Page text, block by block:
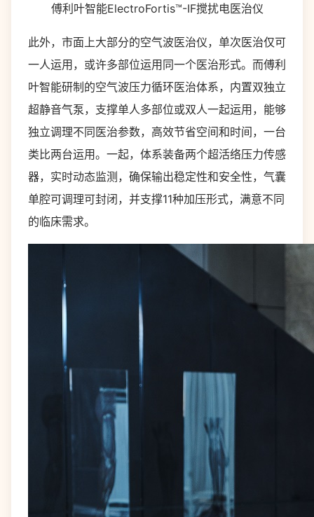
傅利叶智能ElectroFortis™-IF搅扰电医治仪
此外，市面上大部分的空气波医治仪，单次医治仅可
一人运用，或许多部位运用同一个医治形式。而傅利
叶智能研制的空气波压力循环医治体系，内置双独立
超静音气泵，支撑单人多部位或双人一起运用，能够
独立调理不同医治参数，高效节省空间和时间，一台
类比两台运用。一起，体系装备两个超活络压力传感
器，实时动态监测，确保输出稳定性和安全性，气囊
单腔可调理可封闭，并支撑11种加压形式，满意不同
的临床需求。